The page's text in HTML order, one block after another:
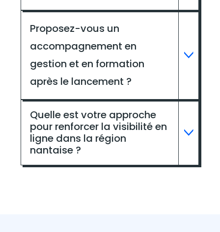
Proposez-vous un
accompagnement en
gestion et en formation
après le lancement ?
Quelle est votre approche
pour renforcer la visibilité en
ligne dans la région
nantaise ?